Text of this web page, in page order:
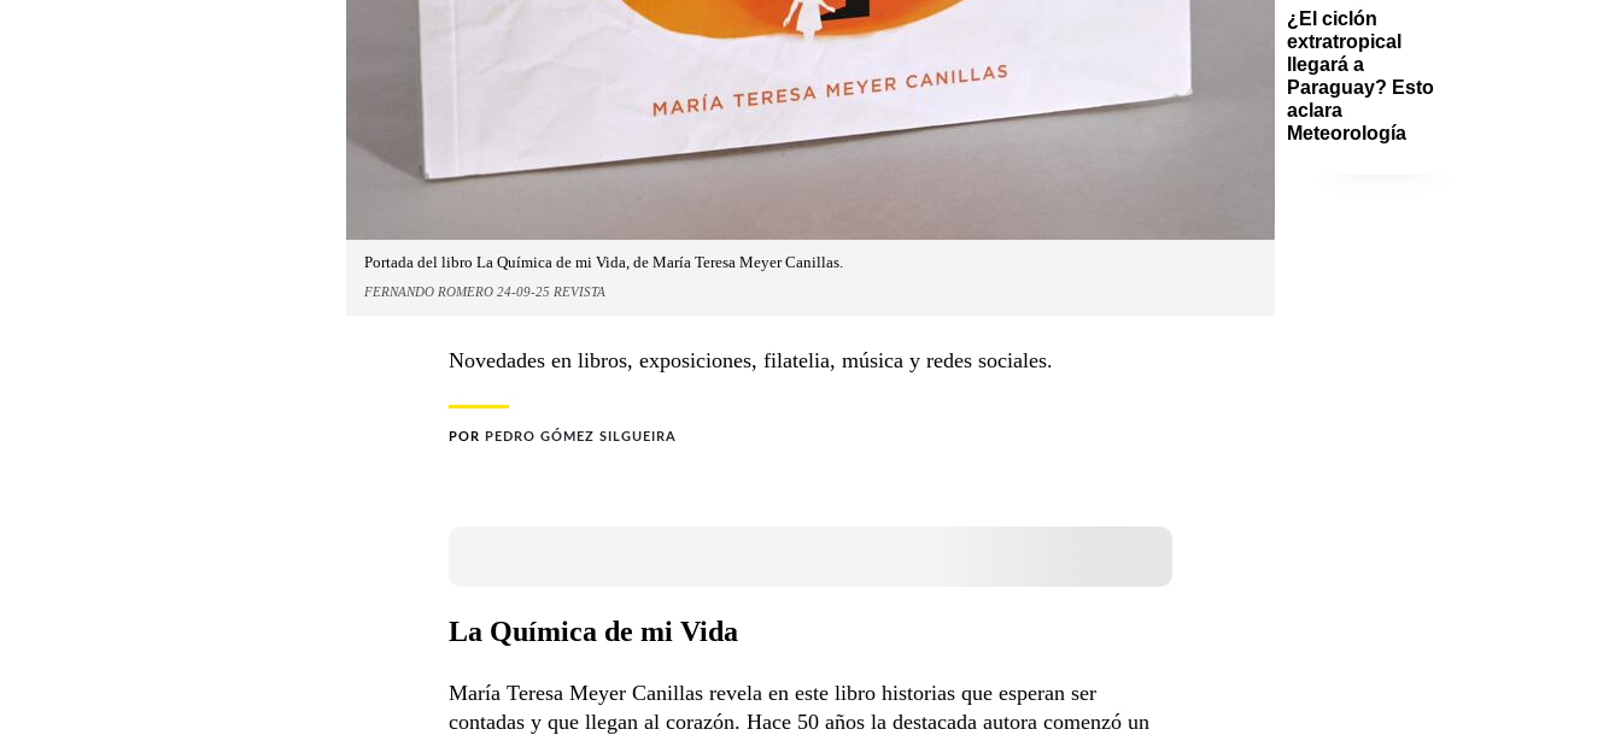
¿El ciclón
extratropical
llegará a
Paraguay? Esto
aclara
Meteorología
Portada del libro La Química de mi Vida, de María Teresa Meyer Canillas.
FERNANDO ROMERO 24-09-25 REVISTA
Novedades en libros, exposiciones, filatelia, música y redes sociales.
POR PEDRO GÓMEZ SILGUEIRA
La Química de mi Vida
María Teresa Meyer Canillas revela en este libro historias que esperan ser
contadas y que llegan al corazón. Hace 50 años la destacada autora comenzó un